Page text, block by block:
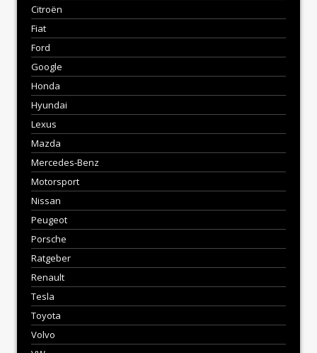
Citroën
Fiat
Ford
Google
Honda
Hyundai
Lexus
Mazda
Mercedes-Benz
Motorsport
Nissan
Peugeot
Porsche
Ratgeber
Renault
Tesla
Toyota
Volvo